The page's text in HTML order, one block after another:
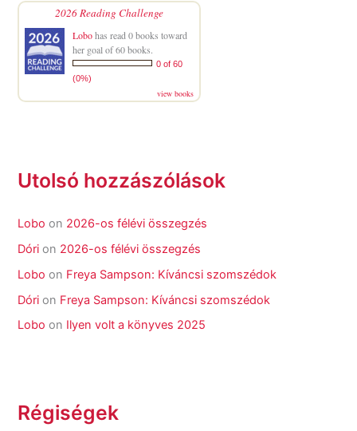
2026 Reading Challenge
Lobohas read 0 books toward
her goal of 60 books.
0 of 60
(0%)
view books
Utolsó hozzászólások
Lobo on 2026-os félévi összegzés
Dóri on 2026-os félévi összegzés
Lobo on Freya Sampson: Kíváncsi szomszédok
Dóri on Freya Sampson: Kíváncsi szomszédok
Lobo on Ilyen volt a könyves 2025
Régiségek